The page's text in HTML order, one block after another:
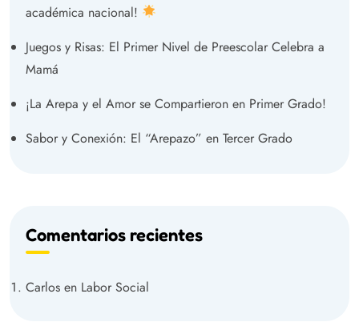
académica nacional!
Juegos y Risas: El Primer Nivel de Preescolar Celebra a
Mamá
¡La Arepa y el Amor se Compartieron en Primer Grado!
Sabor y Conexión: El “Arepazo” en Tercer Grado
Comentarios recientes
Carlos en Labor Social